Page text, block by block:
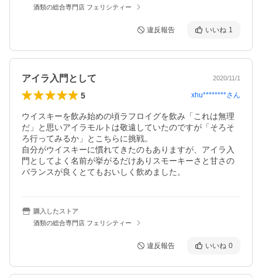
酒類の総合専門店 フェリシティー
違反報告 いいね 1
アイラ入門として 2020/11/1
5 xhu********さん
ウイスキーを飲み始めの頃ラフロイグを飲み「これは無理
だ」と思いアイラモルトは敬遠していたのですが「そろそ
ろ行ってみるか」とこちらに挑戦。
自分がウイスキーに慣れてきたのもありますが、アイラ入
門としてよく名前が挙がるだけありスモーキーさと甘さの
バランスが良くとてもおいしく飲めました。
購入したストア
酒類の総合専門店 フェリシティー
違反報告 いいね 0